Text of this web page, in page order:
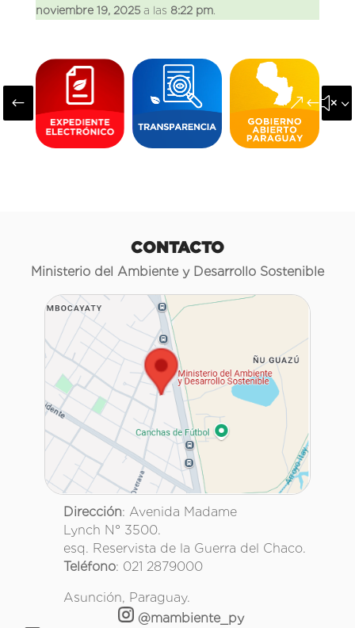
noviembre 19, 2025a las 8:22 pm.
#
CONTACTO
Ministerio del Ambiente y Desarrollo Sostenible
Dirección: Avenida Madame
Lynch N° 3500.
esq. Reservista de la Guerra del Chaco.
Teléfono: 021 2879000
Asunción, Paraguay.
@mambiente_py